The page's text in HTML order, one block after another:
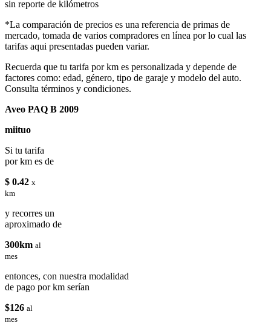
sin reporte de kilómetros
*La comparación de precios es una referencia de primas de
mercado, tomada de varios compradores en línea por lo cual las
tarifas aqui presentadas pueden variar.
Recuerda que tu tarifa por km es personalizada y depende de
factores como: edad, género, tipo de garaje y modelo del auto.
Consulta términos y condiciones.
Aveo PAQ B 2009
miituo
Si tu tarifa
por km es de
$ 0.42 x
km
y recorres un
aproximado de
300km al
mes
entonces, con nuestra modalidad
de pago por km serían
$126 al
mes